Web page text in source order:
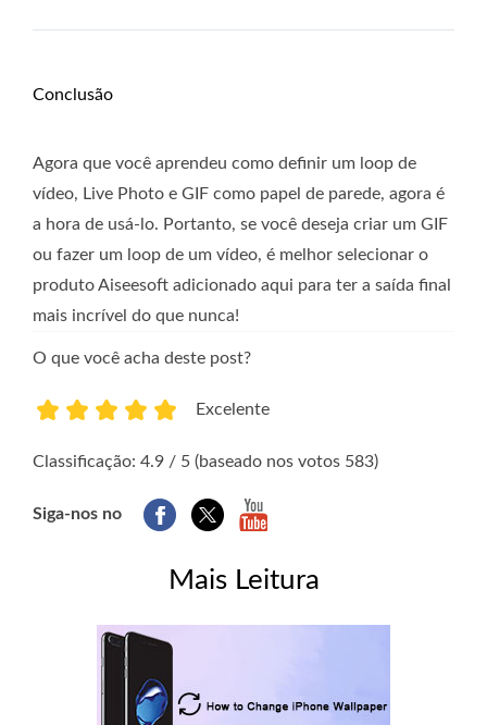
Conclusão
Agora que você aprendeu como definir um loop de
vídeo, Live Photo e GIF como papel de parede, agora é
a hora de usá-lo. Portanto, se você deseja criar um GIF
ou fazer um loop de um vídeo, é melhor selecionar o
produto Aiseesoft adicionado aqui para ter a saída final
mais incrível do que nunca!
O que você acha deste post?
Excelente
Classificação: 4.9 / 5 (baseado nos votos 583)
Siga-nos no
Mais Leitura